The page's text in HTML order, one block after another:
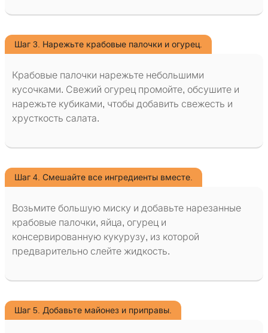
Шаг 3. Нарежьте крабовые палочки и огурец.
Крабовые палочки нарежьте небольшими
кусочками. Свежий огурец промойте, обсушите и
нарежьте кубиками, чтобы добавить свежесть и
хрусткость салата.
Шаг 4. Смешайте все ингредиенты вместе.
Возьмите большую миску и добавьте нарезанные
крабовые палочки, яйца, огурец и
консервированную кукурузу, из которой
предварительно слейте жидкость.
Шаг 5. Добавьте майонез и приправы.